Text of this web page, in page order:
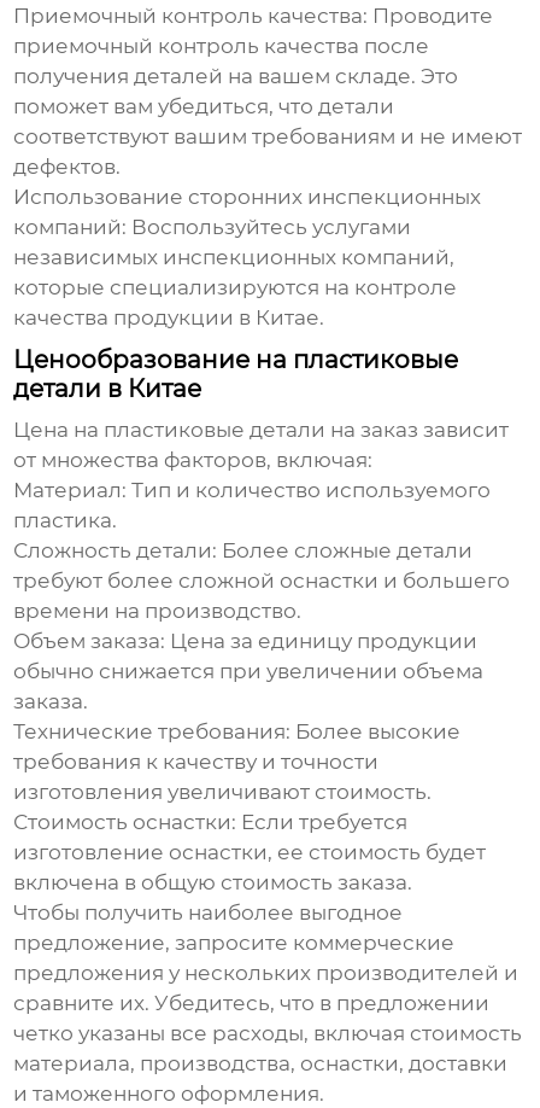
Приемочный контроль качества: Проводите
приемочный контроль качества после
получения деталей на вашем складе. Это
поможет вам убедиться, что детали
соответствуют вашим требованиям и не имеют
дефектов.
Использование сторонних инспекционных
компаний: Воспользуйтесь услугами
независимых инспекционных компаний,
которые специализируются на контроле
качества продукции в Китае.
Ценообразование на пластиковые
детали в Китае
Цена на пластиковые детали на заказ зависит
от множества факторов, включая:
Материал: Тип и количество используемого
пластика.
Сложность детали: Более сложные детали
требуют более сложной оснастки и большего
времени на производство.
Объем заказа: Цена за единицу продукции
обычно снижается при увеличении объема
заказа.
Технические требования: Более высокие
требования к качеству и точности
изготовления увеличивают стоимость.
Стоимость оснастки: Если требуется
изготовление оснастки, ее стоимость будет
включена в общую стоимость заказа.
Чтобы получить наиболее выгодное
предложение, запросите коммерческие
предложения у нескольких производителей и
сравните их. Убедитесь, что в предложении
четко указаны все расходы, включая стоимость
материала, производства, оснастки, доставки
и таможенного оформления.